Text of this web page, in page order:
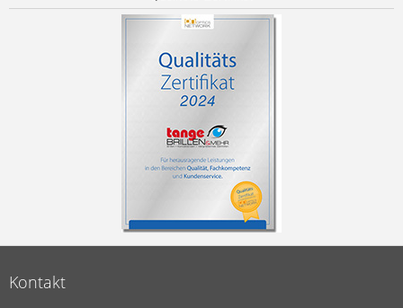
Kontakt